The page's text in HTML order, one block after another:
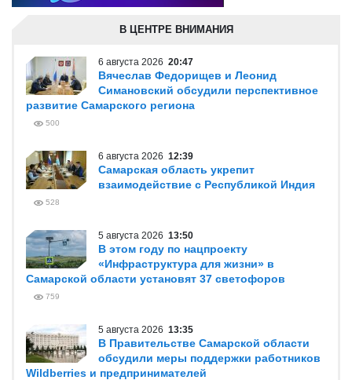
В ЦЕНТРЕ ВНИМАНИЯ
6 августа 2026 20:47
Вячеслав Федорищев и Леонид
Симановский обсудили перспективное
развитие Самарского региона
500
6 августа 2026 12:39
Самарская область укрепит
взаимодействие с Республикой Индия
528
5 августа 2026 13:50
В этом году по нацпроекту
«Инфраструктура для жизни» в
Самарской области установят 37 светофоров
759
5 августа 2026 13:35
В Правительстве Самарской области
обсудили меры поддержки работников
Wildberries и предпринимателей